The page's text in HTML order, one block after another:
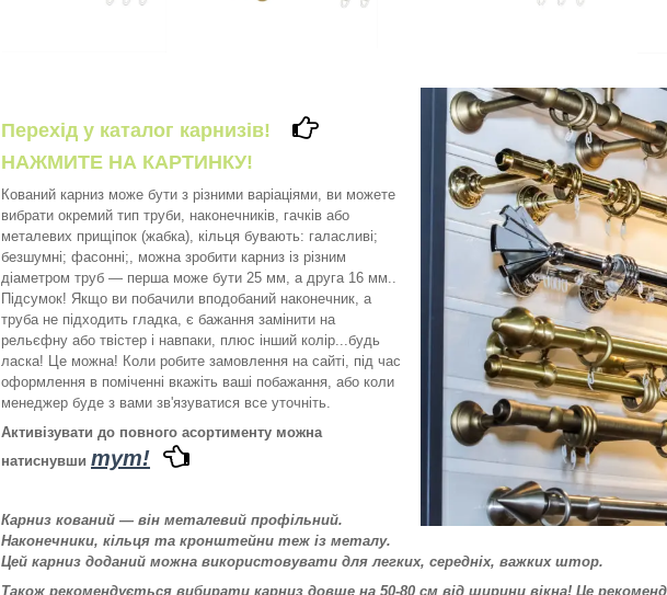
Перехід у каталог карнизів!
НАЖМИТЕ НА КАРТИНКУ!
Кований карниз може бути з різними варіаціями, ви можете
вибрати окремий тип труби, наконечників, гачків або
металевих прищіпок (жабка), кільця бувають: галасливі;
безшумні; фасонні;, можна зробити карниз із різним
діаметром труб — перша може бути 25 мм, а друга 16 мм..
Підсумок! Якщо ви побачили вподобаний наконечник, а
труба не підходить гладка, є бажання замінити на
рельєфну або твістер і навпаки, плюс інший колір...будь
ласка! Це можна! Коли робите замовлення на сайті, під час
оформлення в поміченні вкажіть ваші побажання, або коли
менеджер буде з вами зв'язуватися все уточніть.
Активізувати до повного асортименту можна
натиснувши тут!
Карниз кований — він металевий профільний.
Наконечники, кільця та кронштейни теж із металу.
Цей карниз доданий можна використовувати для легких, середніх, важких штор.
Також рекомендується вибирати карниз довше на 50-80 см від ширини вікна! Це